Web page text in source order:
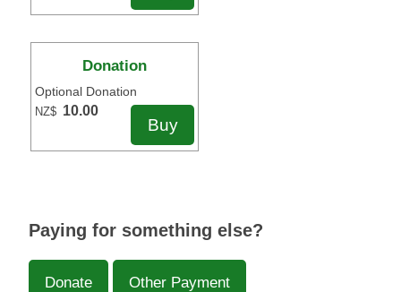
Donation
Optional Donation
NZ$ 10.00
Paying for something else?
Donate Other Payment